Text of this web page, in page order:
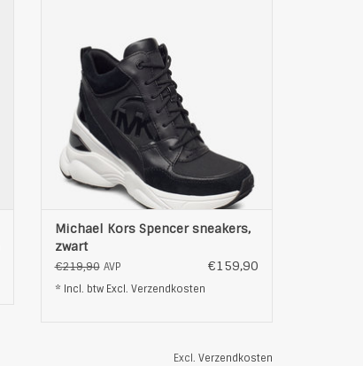
materiaal: Leder / textiel
zachte binnenzool
low Cut
geruwd leer en stevig materiaal
afgeronde neus
6vetergaten
sierstiksels op de achterzijde
geprof
TOEVOEGEN AAN WINKELWAGEN
Michael Kors Spencer sneakers,
zwart
€219,90 AVP €159,90
* Incl. btw Excl. Verzendkosten
Excl. Verzendkosten